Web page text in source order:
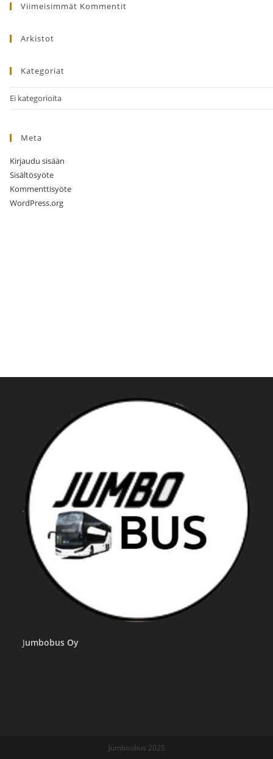
Viimeisimmät Kommentit
Arkistot
Kategoriat
Ei kategorioita
Meta
Kirjaudu sisään
Sisältösyöte
Kommenttisyöte
WordPress.org
Jumbobus Oy
Jumboobus 2025